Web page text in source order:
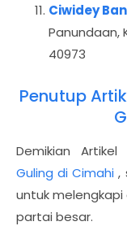
Ciwidey
Panundaan,
40973
Penutup
Demikian
Guling di Cimahi,
untuk
partai besar.